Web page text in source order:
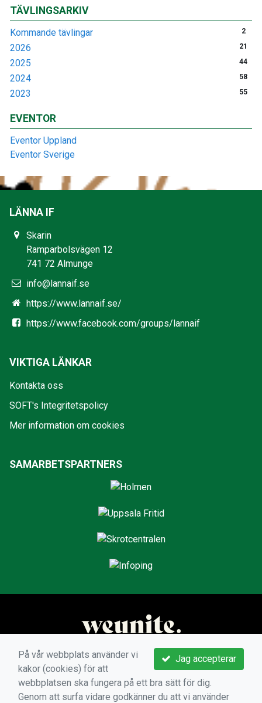
TÄVLINGSARKIV
Kommande tävlingar 2
2026 21
2025 44
2024 58
2023 55
EVENTOR
Eventor Uppland
Eventor Sverige
LÄNNA IF
Skarin
Ramparbolsvägen 12
741 72 Almunge
info@lannaif.se
https://www.lannaif.se/
https://www.facebook.com/groups/lannaif
VIKTIGA LÄNKAR
Kontakta oss
SOFT's Integritetspolicy
Mer information om cookies
SAMARBETSPARTNERS
Jag accepterar
På vår webbplats använder vi
kakor (cookies) för att
webbplatsen ska fungera på ett bra sätt för dig.
Genom att surfa vidare godkänner du att vi använder